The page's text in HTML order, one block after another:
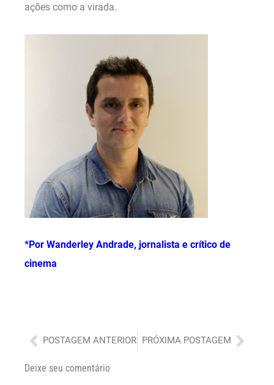
ações como a virada.
*Por Wanderley Andrade, jornalista e crítico de
cinema
Anterior
POSTAGEM ANTERIOR PRÓXIMA POSTAGEM
Deixe seu comentário